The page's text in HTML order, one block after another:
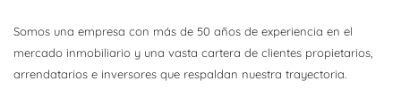
Somos una empresa con más de 50 años de experiencia en el
mercado inmobiliario y una vasta cartera de clientes propietarios,
arrendatarios e inversores que respaldan nuestra trayectoria.